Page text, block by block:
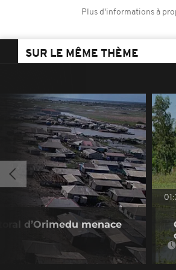
Plus d'informations à
SUR LE MÊME THÈME
d’Orimedu menace